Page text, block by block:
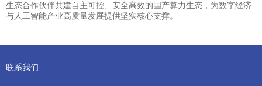
生态合作伙伴共建自主可控、安全高效的国产算力生态，为数字经济
与人工智能产业高质量发展提供坚实核心支撑。
联系我们